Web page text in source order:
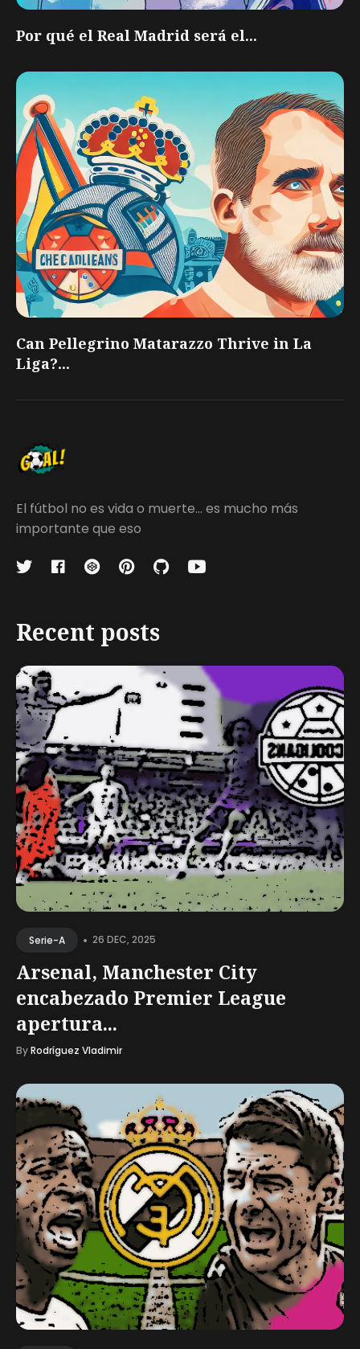
Por qué el Real Madrid será el...
Can Pellegrino Matarazzo Thrive in La
Liga?...
El fútbol no es vida o muerte... es mucho más
importante que eso
Recent posts
Serie-A • 26 DEC, 2025
Arsenal, Manchester City
encabezado Premier League
apertura...
ByRodríguez Vladimir